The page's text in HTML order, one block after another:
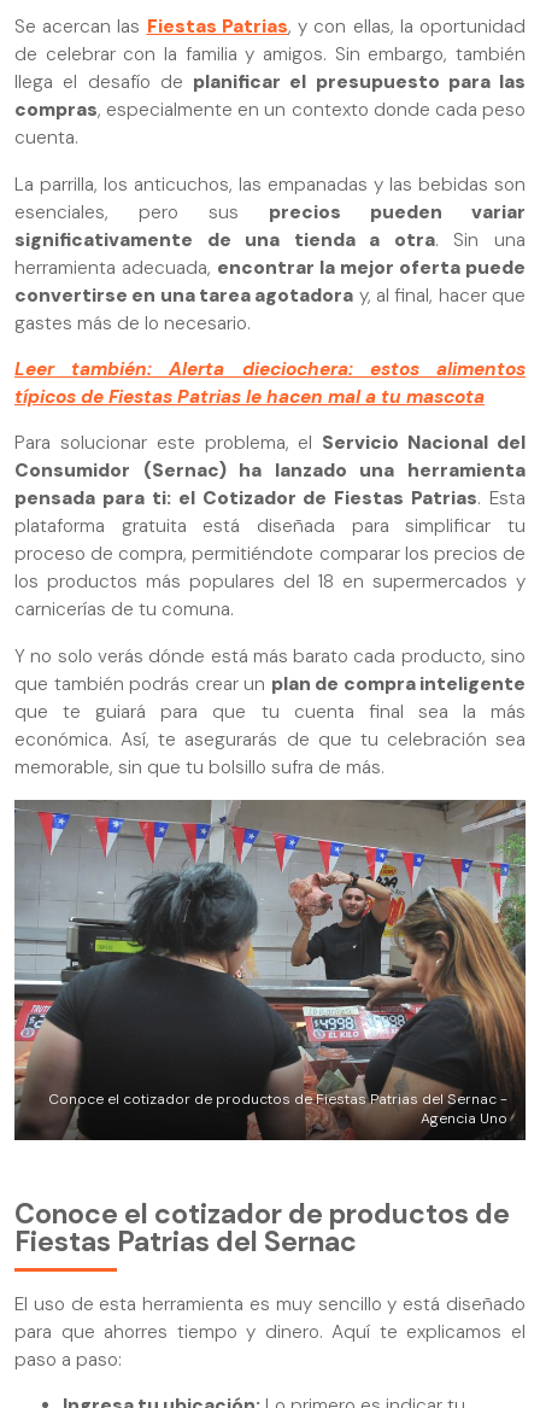
Se acercan las Fiestas Patrias, y con ellas, la oportunidad
de celebrar con la familia y amigos. Sin embargo, también
llega el desafío de planificar el presupuesto para las
compras, especialmente en un contexto donde cada peso
cuenta.
La parrilla, los anticuchos, las empanadas y las bebidas son
esenciales, pero sus precios pueden variar
significativamente de una tienda a otra. Sin una
herramienta adecuada, encontrar la mejor oferta puede
convertirse en una tarea agotadora y, al final, hacer que
gastes más de lo necesario.
Leer también: Alerta dieciochera: estos alimentos
típicos de Fiestas Patrias le hacen mal a tu mascota
Para solucionar este problema, el Servicio Nacional del
Consumidor (Sernac) ha lanzado una herramienta
pensada para ti: el Cotizador de Fiestas Patrias. Esta
plataforma gratuita está diseñada para simplificar tu
proceso de compra, permitiéndote comparar los precios de
los productos más populares del 18 en supermercados y
carnicerías de tu comuna.
Y no solo verás dónde está más barato cada producto, sino
que también podrás crear un plan de compra inteligente
que te guiará para que tu cuenta final sea la más
económica. Así, te asegurarás de que tu celebración sea
memorable, sin que tu bolsillo sufra de más.
Conoce el cotizador de productos de Fiestas Patrias del Sernac -
Agencia Uno
Conoce el cotizador de productos de
Fiestas Patrias del Sernac
El uso de esta herramienta es muy sencillo y está diseñado
para que ahorres tiempo y dinero. Aquí te explicamos el
paso a paso: